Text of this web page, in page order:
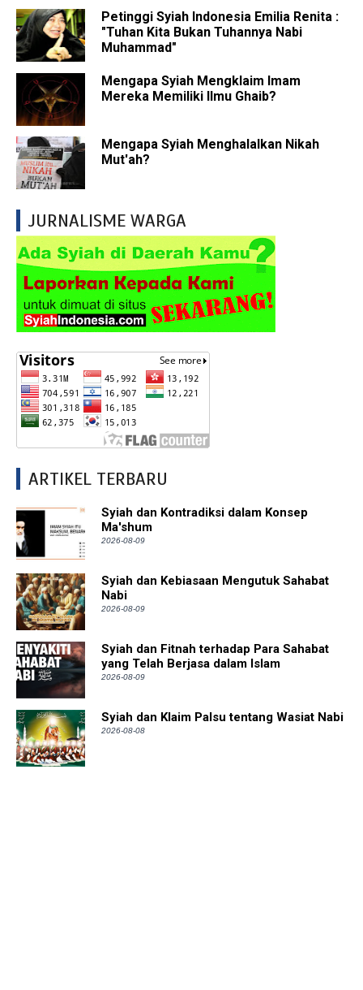
Petinggi Syiah Indonesia Emilia Renita :
"Tuhan Kita Bukan Tuhannya Nabi
Muhammad"
Mengapa Syiah Mengklaim Imam
Mereka Memiliki Ilmu Ghaib?
Mengapa Syiah Menghalalkan Nikah
Mut'ah?
JURNALISME WARGA
ARTIKEL TERBARU
Syiah dan Kontradiksi dalam Konsep
Ma'shum
2026-08-09
Syiah dan Kebiasaan Mengutuk Sahabat
Nabi
2026-08-09
Syiah dan Fitnah terhadap Para Sahabat
yang Telah Berjasa dalam Islam
2026-08-09
Syiah dan Klaim Palsu tentang Wasiat Nabi
2026-08-08